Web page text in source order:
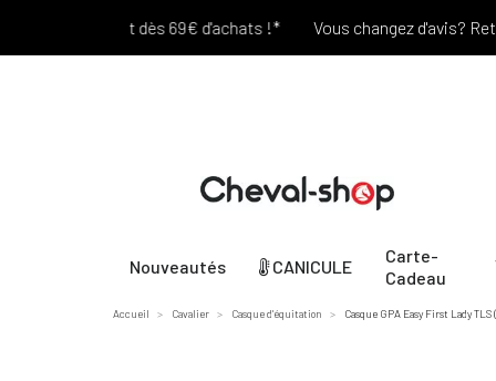
Port offert dès 69€ d'achats !* Vous changez d'avis? Retour
Nouveautés CANICULE
Carte-
Cadeau
Accueil Cavalier Casque d'équitation Casque GPA Easy First Lady TLS